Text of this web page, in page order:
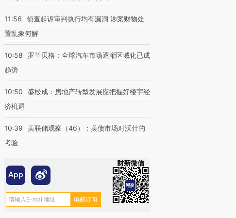
11:56
侦查起诉审判执行均有漏洞 涉案财物处
置乱象何解
10:58
罗兰贝格：全球汽车市场逐渐区域化已成
趋势
10:50
盛松成：房地产转型发展应把握好楼宇经
济机遇
10:39
美联储观察（46）：美债市场对沃什的
考验
财新微信